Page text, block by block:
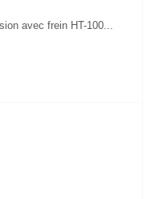
avec frein HT-100...